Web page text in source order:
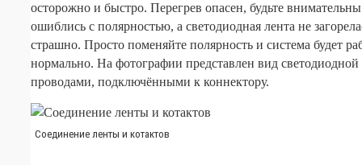
осторожно и быстро. Перегрев опасен, будьте
ошиблись с полярностью, а светодиодная лента не
страшно. Просто поменяйте полярность и система будет
нормально. На фотографии представлен вид светодиодной
проводами, подключёнными к коннектору.
Соединение ленты и котактов